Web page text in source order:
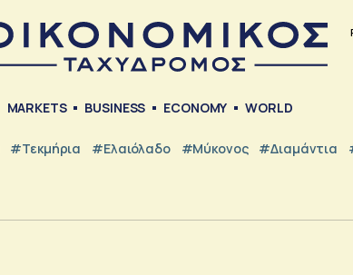
MARKETS BUSINESS ECONOMY WORLD
#Τεκμήρια #Ελαιόλαδο #Μύκονος #Διαμάντια